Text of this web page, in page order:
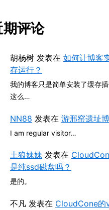
期评论
胡杨树 发表在 如何让博客
存运行？
我的博客只是简单安装了缓存
这么…
NN88 发表在 游邢窑遗址
I am regular visitor…
土狼妹妹 发表在
是纯ssd磁盘吗？
是的。
不凡 发表在 CloudCone的